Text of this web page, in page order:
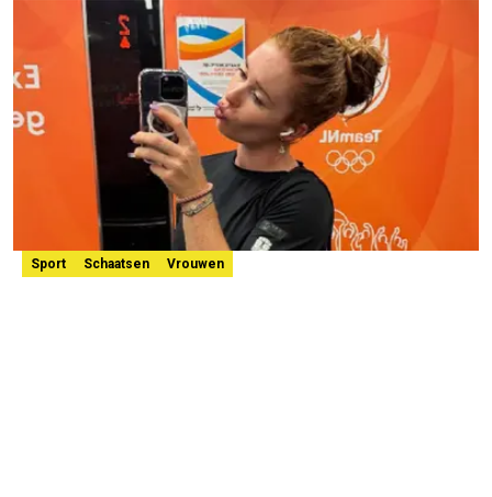
Sport Schaatsen Vrouwen